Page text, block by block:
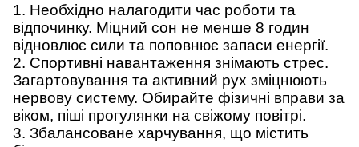
1. Необхідно налагодити час роботи та
відпочинку. Міцний сон не менше 8 годин
відновлює сили та поповнює запаси енергії.
2. Спортивні навантаження знімають стрес.
Загартовування та активний рух зміцнюють
нервову систему. Обирайте фізичні вправи за
віком, піші прогулянки на свіжому повітрі.
3. Збалансоване харчування, що містить